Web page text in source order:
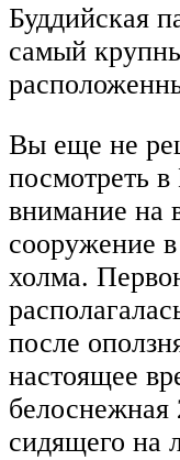
Буддийская
самый
Вы еще не
посмотреть
внимание на
сооружение
холма.
после
настоящее
белоснежная
сидящего на